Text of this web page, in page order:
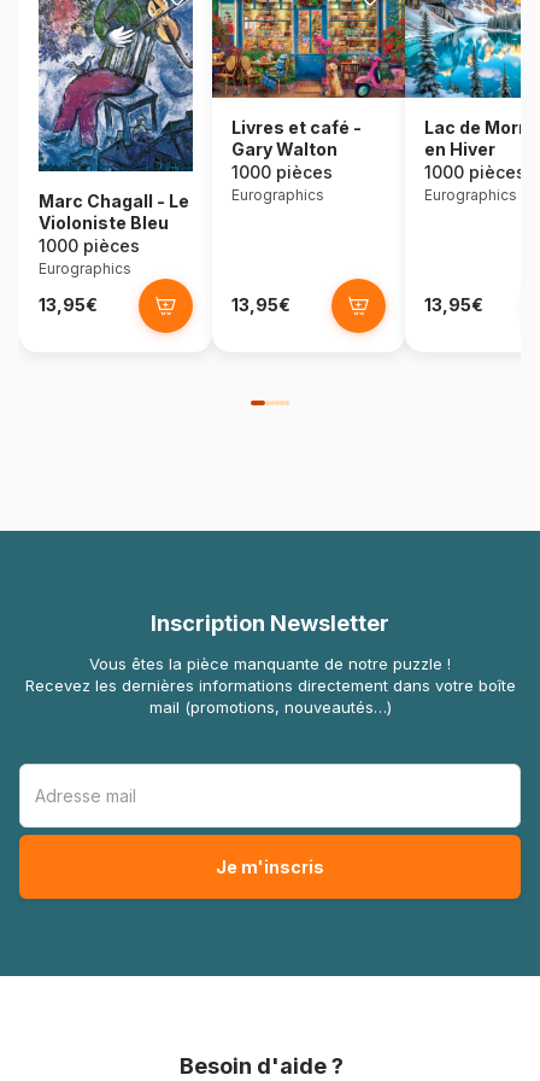
Marc Chagall - Le
Violoniste Bleu
1000 pièces
Eurographics
13,95€
Livres et café -
Gary Walton
1000 pièces
Eurographics
13,95€
Lac de
en Hiver
1000 pièces
Eurographics
13,95€
Inscription Newsletter
Vous êtes la pièce manquante de notre puzzle !
Recevez les dernières informations directement dans votre boîte
mail (promotions, nouveautés…)
Besoin d'aide ?